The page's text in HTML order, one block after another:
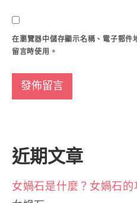
在瀏覽器中儲存顯示名稱、電子郵件
留言時使用。
近期文章
女媧石是什麼？女媧石